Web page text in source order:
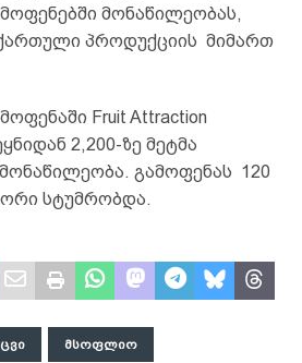
მონაწილეობას,
პროდუქციის მიმართ
Fruit Attraction
2,200-ზე მეტმა
გამოფენას 120
სტუმრობდა.
ᲛᲡᲝᲤᲚᲘᲝ